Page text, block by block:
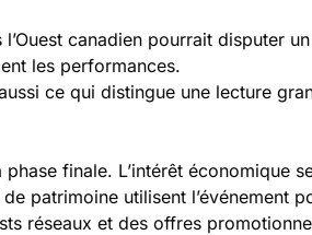
canadien pourrait disputer
les performances.
ce qui distingue une lecture
finale. L’intérêt économique
patrimoine utilisent l’événement
réseaux et des offres